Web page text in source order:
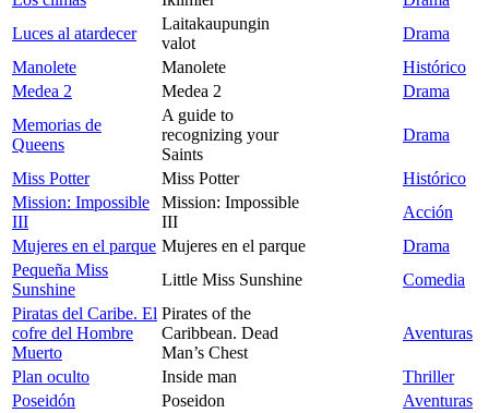
Luces al atardecer
Laitakaupungin
valot
Drama
Manolete
Manolete
Histórico
Medea 2
Medea 2
Drama
Memorias de
Queens
A guide to
recognizing your
Saints
Drama
Miss Potter Miss Potter
Histórico
Mission: Impossible
III
Mission: Impossible
III
Acción
Mujeres en el parque Mujeres en el parque
Drama
Pequeña Miss
Sunshine
Little Miss Sunshine
Comedia
Piratas del Caribe. El
cofre del Hombre
Muerto
Pirates of the
Caribbean. Dead
Man’s Chest
Aventuras
Plan oculto Inside man
Thriller
Poseidón
Poseidon
Aventuras